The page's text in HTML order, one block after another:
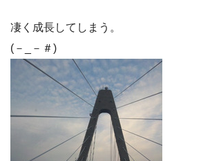
凄く成長してしまう。
(－_－＃)